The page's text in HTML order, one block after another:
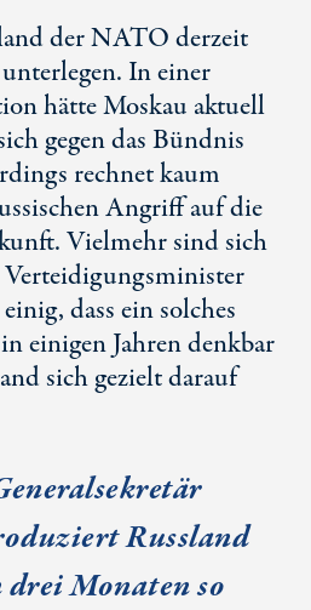
der NATO derzeit
In einer
hätte Moskau aktuell
gegen das Bündnis
rechnet kaum
Angriff auf die
Vielmehr sind sich
dass ein solches
einigen Jahren denkbar
sich gezielt darauf
Russland
Monaten so